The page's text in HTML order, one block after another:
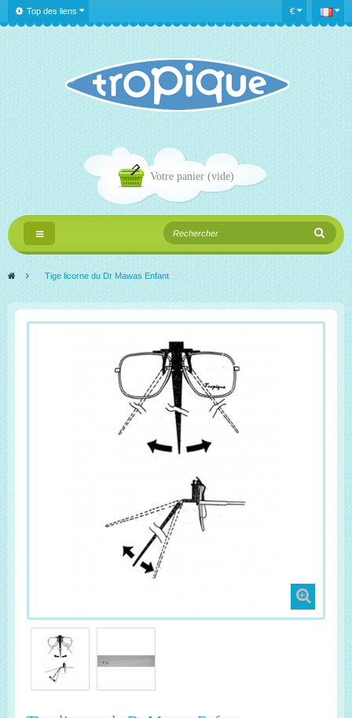
€
Top des liens
Votre panier (vide)
Navigation
bascule
> Tige licorne du Dr Mawas Enfant